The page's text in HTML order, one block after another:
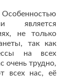
является
не только
так как
на всех
очень трудно,
всех нас, её